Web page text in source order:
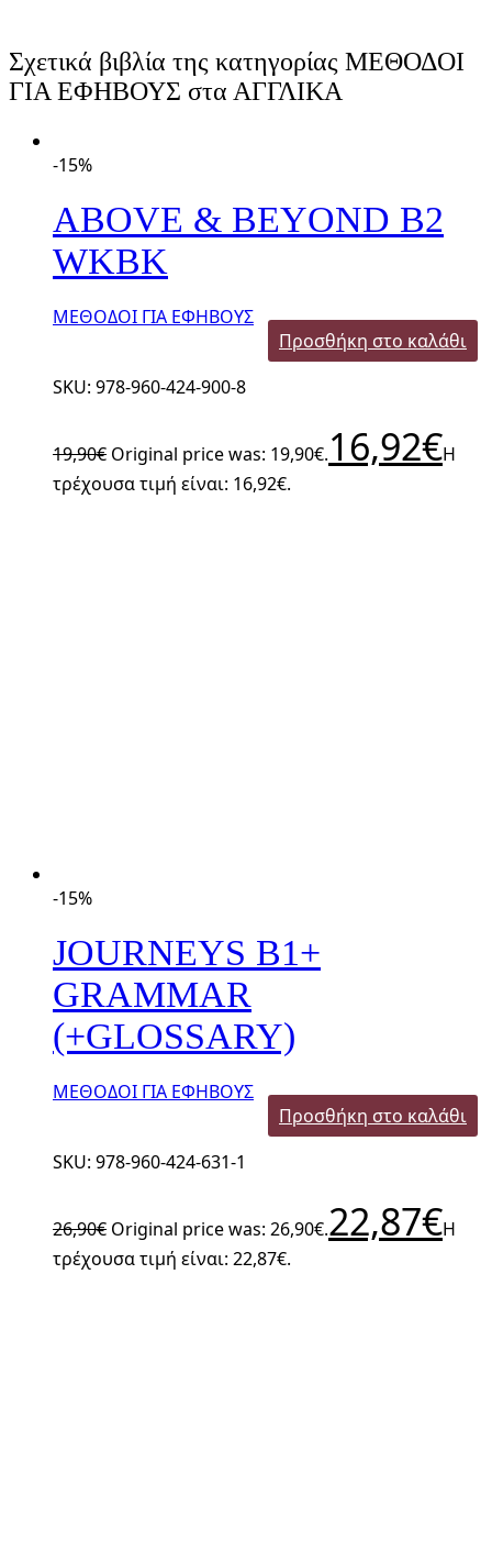
Σχετικά βιβλία της κατηγορίας ΜΕΘΟΔΟΙ
ΓΙΑ ΕΦΗΒΟΥΣ στα ΑΓΓΛΙΚΑ
-15%
ABOVE & BEYOND B2
WKBK
ΜΕΘΟΔΟΙ ΓΙΑ ΕΦΗΒΟΥΣ
Προσθήκη στο καλάθι
SKU: 978-960-424-900-8
19,90€ Original price was: 19,90€.16,92€Η
τρέχουσα τιμή είναι: 16,92€.
-15%
JOURNEYS B1+
GRAMMAR
(+GLOSSARY)
ΜΕΘΟΔΟΙ ΓΙΑ ΕΦΗΒΟΥΣ
Προσθήκη στο καλάθι
SKU: 978-960-424-631-1
26,90€ Original price was: 26,90€.22,87€Η
τρέχουσα τιμή είναι: 22,87€.